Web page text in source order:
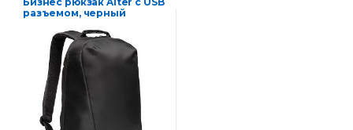
разъемом, черный